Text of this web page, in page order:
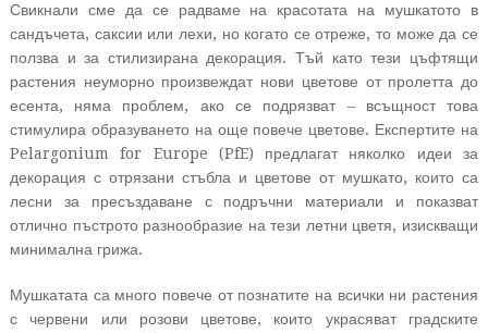
Свикнали сме да се радваме на красотата на мушкатото в
сандъчета, саксии или лехи, но когато се отреже, то може да се
ползва и за стилизирана декорация. Тъй като тези цъфтящи
растения неуморно произвеждат нови цветове от пролетта до
есента, няма проблем, ако се подрязват – всъщност това
стимулира образуването на още повече цветове. Експертите на
Pelargonium for Europe (PfE) предлагат няколко идеи за
декорация с отрязани стъбла и цветове от мушкато, които са
лесни за пресъздаване с подръчни материали и показват
отлично пъстрото разнообразие на тези летни цветя, изискващи
минимална грижа.
Мушкатата са много повече от познатите на всички ни растения
с червени или розови цветове, които украсяват градските